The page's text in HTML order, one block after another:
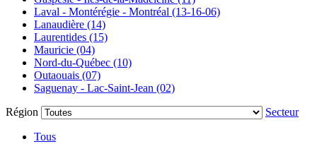
Laval - Montérégie - Montréal (13-16-06)
Lanaudière (14)
Laurentides (15)
Mauricie (04)
Nord-du-Québec (10)
Outaouais (07)
Saguenay - Lac-Saint-Jean (02)
Région
Secteur
Tous